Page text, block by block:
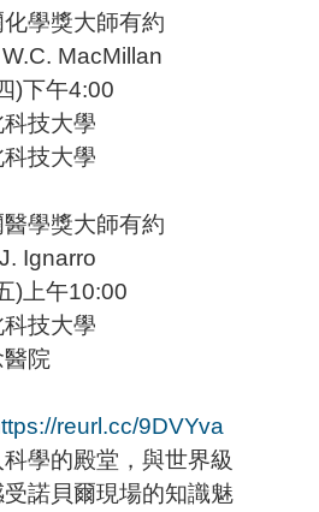
學獎大師有約
MacMillan
)下午4:00
技大學
技大學
學獎大師有約
Ignarro
)上午10:00
技大學
醫院
reurl.cc/9DVYva
學的殿堂，與世界級
諾貝爾現場的知識魅